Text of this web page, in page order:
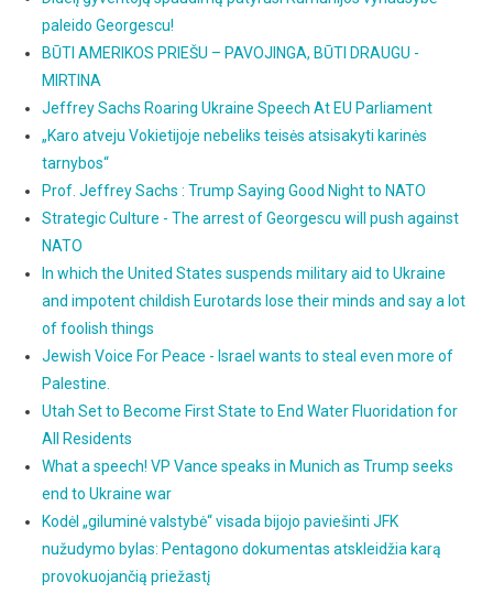
paleido Georgescu!
BŪTI AMERIKOS PRIEŠU – PAVOJINGA, BŪTI DRAUGU -
MIRTINA
Jeffrey Sachs Roaring Ukraine Speech At EU Parliament
„Karo atveju Vokietijoje nebeliks teisės atsisakyti karinės
tarnybos“
Prof. Jeffrey Sachs : Trump Saying Good Night to NATO
Strategic Culture - The arrest of Georgescu will push against
NATO
In which the United States suspends military aid to Ukraine
and impotent childish Eurotards lose their minds and say a lot
of foolish things
Jewish Voice For Peace - Israel wants to steal even more of
Palestine.
Utah Set to Become First State to End Water Fluoridation for
All Residents
What a speech! VP Vance speaks in Munich as Trump seeks
end to Ukraine war
Kodėl „giluminė valstybė“ visada bijojo paviešinti JFK
nužudymo bylas: Pentagono dokumentas atskleidžia karą
provokuojančią priežastį